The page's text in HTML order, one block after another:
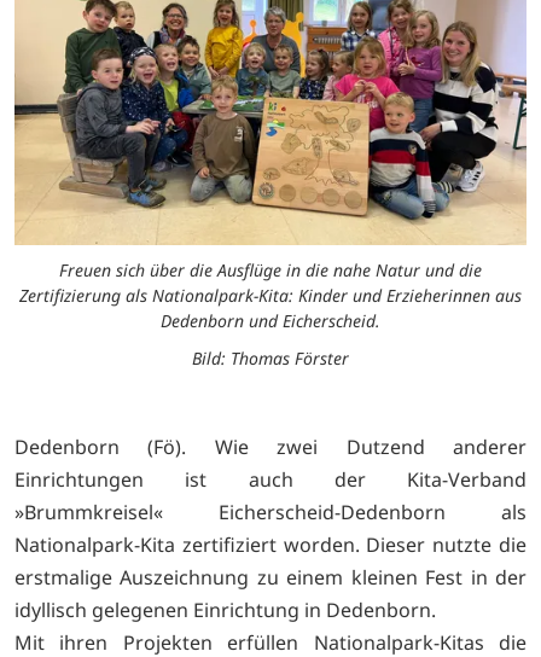
Freuen sich über die Ausflüge in die nahe Natur und die
Zertifizierung als Nationalpark-Kita: Kinder und Erzieherinnen aus
Dedenborn und Eicherscheid.
Bild: Thomas Förster
Dedenborn (Fö). Wie zwei Dutzend anderer
Einrichtungen ist auch der Kita-Verband
»Brummkreisel« Eicherscheid-Dedenborn als
Nationalpark-Kita zertifiziert worden. Dieser nutzte die
erstmalige Auszeichnung zu einem kleinen Fest in der
idyllisch gelegenen Einrichtung in Dedenborn.
Mit ihren Projekten erfüllen Nationalpark-Kitas die